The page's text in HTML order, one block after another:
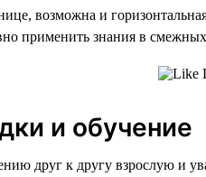
возможна и
применить знания в
и обучение
друг к другу взрослую и